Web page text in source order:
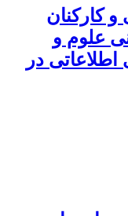
کارکنان
علوم و
در